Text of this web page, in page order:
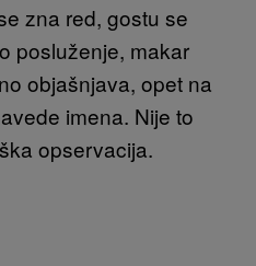
zna red, gostu se
posluženje, makar
objašnjava, opet na
imena. Nije to
opservacija.